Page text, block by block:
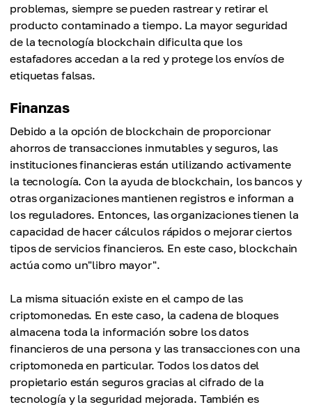
problemas, siempre se pueden rastrear y retirar el
producto contaminado a tiempo. La mayor seguridad
de la tecnología blockchain dificulta que los
estafadores accedan a la red y protege los envíos de
etiquetas falsas.
Finanzas
Debido a la opción de blockchain de proporcionar
ahorros de transacciones inmutables y seguros, las
instituciones financieras están utilizando activamente
la tecnología. Con la ayuda de blockchain, los bancos y
otras organizaciones mantienen registros e informan a
los reguladores. Entonces, las organizaciones tienen la
capacidad de hacer cálculos rápidos o mejorar ciertos
tipos de servicios financieros. En este caso, blockchain
actúa como un"libro mayor".
La misma situación existe en el campo de las
criptomonedas. En este caso, la cadena de bloques
almacena toda la información sobre los datos
financieros de una persona y las transacciones con una
criptomoneda en particular. Todos los datos del
propietario están seguros gracias al cifrado de la
tecnología y la seguridad mejorada. También es